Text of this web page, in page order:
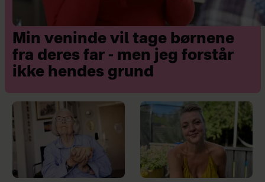
Min veninde vil tage børnene
fra deres far - men jeg forstår
ikke hendes grund